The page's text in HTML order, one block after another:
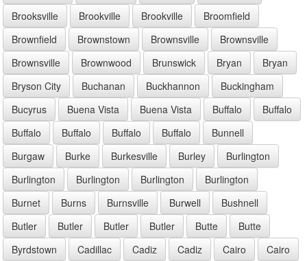
Brooksville
Brookville Brookville
Broomfield
Brownfield
Brownstown Brownsville
Brownsville
Brownsville
Brownwood Brunswick Bryan
Bryan
Bryson City
Buchanan Buckhannon
Buckingham
Bucyrus
Buena Vista Buena Vista Buffalo
Buffalo
Buffalo
Buffalo Buffalo Buffalo
Bunnell
Burgaw
Burke Burkesville Burley
Burlington
Burlington
Burlington Burlington
Burlington
Burnet
Burns Burnsville Burwell
Bushnell
Butler
Butler Butler Butler Butte
Butte
Byrdstown
Cadillac Cadiz Cadiz Cairo
Cairo